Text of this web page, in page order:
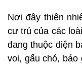
Nơi đây thiên
cư trú của các
đang thuộc diện
voi, gấu chó,